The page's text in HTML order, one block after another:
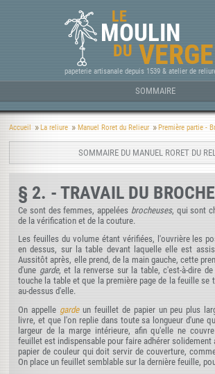
LE
MOULIN
DU
papeterie artisanale depuis 1539 & atelier de
SOMMAIRE
Accueil La reliure Manuel Roret du Relieur Première partie -
SOMMAIRE DU MANUEL RORET DU
§ 2. - TRAVAIL DU
Ce sont des femmes, appelées brocheuses, qui sont
de la vérification et de la couture.
Les feuilles du volume étant vérifiées, l'ouvrière les
en dessus, sur la table devant laquelle elle est
Aussitôt après, elle prend, de la main gauche, cette
d'une garde, et la renverse sur la table, c'est-à-dire
touche la table et que la première page de la feuille se
au-dessus d'elle.
On appelle gardeun feuillet de papier un peu plus
livre, et que l'on replie dans toute sa longueur d'une
largeur de la marge intérieure, afin qu'elle ne
feuillet est indispensable pour faire adhérer solidement
papier de couleur qui doit servir de couverture,
On place un feuillet semblable sur la dernière feuille,